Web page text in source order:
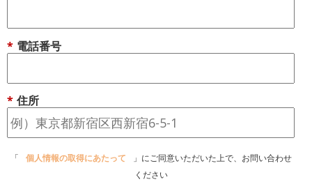
* 電話番号
* 住所
「 個人情報の取得にあたって
」にご同意いただいた上で、お問い合わせ
ください